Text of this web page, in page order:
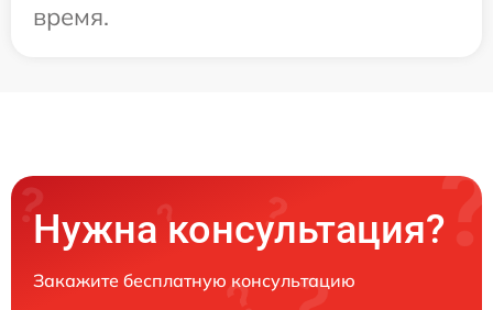
время.
Нужна консультация?
Закажите бесплатную консультацию